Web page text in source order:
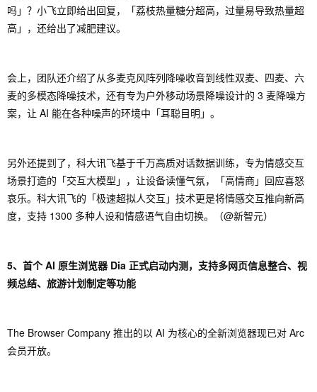
吗」？小飞立即给出回复，「荔枝热量糖分超高，过量易导致热量超
高」，还给出了减肥建议。
会上，团队还介绍了从多麦克风阵列降噪收音到线性双麦、四麦、六
麦的多模态降噪技术，还有专为户外移动场景降噪设计的 3 麦降噪方
案，让 AI 能在各种噪声的环境中「耳聪目明」。
另外还提到了，科大讯飞基于千万高质对话数据训练，专为情感交互
场景打造的「交互大模型」，让设备读懂气氛，「高情商」回应喜怒
哀乐。科大讯飞的「极速超拟人交互」技术更是将情感交互推向新高
度，支持 1300 多种人设和情感语气自由切换。（@新智元）
5、首个 AI 原生浏览器 Dia 正式启动内测，支持多网页信息整合、视
频总结、旅游计划制定等功能
The Browser Company 推出的以 AI 为核心的全新浏览器现已对 Arc
会员开放。